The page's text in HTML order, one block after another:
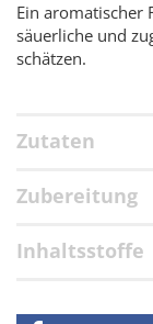
Ein aromatischer
säuerliche und
schätzen.
Zutaten
Zubereitung
Inhaltsstoffe